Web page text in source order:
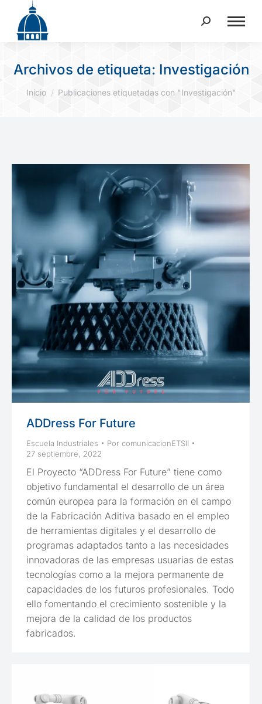
Buscar:
Archivos de etiqueta: Investigación
Estás aquí:
Inicio Publicaciones etiquetadas con "Investigación"
ADDress For Future
Escuela Industriales Por comunicacionETSII
27 septiembre, 2022
El Proyecto “ADDress For Future” tiene como
objetivo fundamental el desarrollo de un área
común europea para la formación en el campo
de la Fabricación Aditiva basado en el empleo
de herramientas digitales y el desarrollo de
programas adaptados tanto a las necesidades
innovadoras de las empresas usuarias de estas
tecnologías como a la mejora permanente de
capacidades de los futuros profesionales. Todo
ello fomentando el crecimiento sostenible y la
mejora de la calidad de los productos
fabricados.